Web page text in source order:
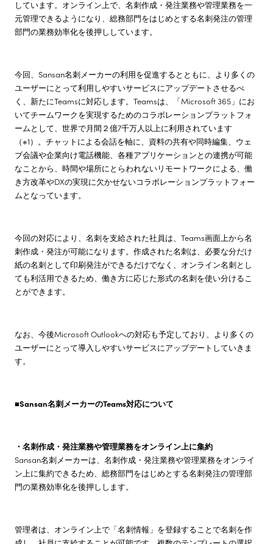
しています。オンライン上で、名刺作成・発注業務や管理業務を一
元管理できるようになり、総務部門をはじめとする名刺発注の管理
部門の業務効率化を後押ししています。
今回、Sansan名刺メーカーの利用を促進するとともに、より多くの
ユーザーにとって利用しやすいサービスにアップデートさせるべ
く、新たにTeamsに対応します。Teamsは、「Microsoft 365」にお
いてチームワークを実現するためのコラボレーションプラットフォ
ームとして、世界で月間２億7千万人以上に利用されています
（※1）。チャットによる会話を軸に、資料の共有や同時編集、ウェ
ブ会議や企業向け電話機能、各種アプリケーションとの連携が可能
なことから、時間や場所にとらわれないリモートワークによる、働
き方改革やDXの実現に欠かせないコラボレーションプラットフォー
ムとなっています。
今回の対応により、名刺を支給された社員は、Teams画面上から名
刺作成・発注が可能になります。作成された名刺は、必要な分だけ
紙の名刺として印刷発注ができるだけでなく、オンライン名刺とし
ても利活用できるため、働き方に応じた形式の名刺を使い分けるこ
とができます。
なお、今後Microsoft Outlookへの対応も予定しており、より多くの
ユーザーにとって導入しやすいサービスにアップデートしていきま
す。
■Sansan名刺メーカーのTeams対応について
・名刺作成・発注業務や管理業務をオンライン上に集約
Sansan名刺メーカーは、名刺作成・発注業務や管理業務をオンライ
ン上に集約できるため、総務部門をはじめとする名刺発注の管理部
門の業務効率化を後押しします。
管理者は、オンライン上で「名刺情報」を登録することで名刺を作